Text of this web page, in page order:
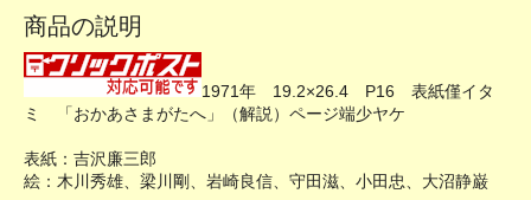
商品の説明
1971年 19.2×26.4 P16 表紙僅イタ
ミ 「おかあさまがたへ」（解説）ページ端少ヤケ
表紙：吉沢廉三郎
絵：木川秀雄、梁川剛、岩崎良信、守田滋、小田忠、大沼静巌